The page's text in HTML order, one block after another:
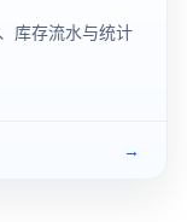
库存流水与统计
→